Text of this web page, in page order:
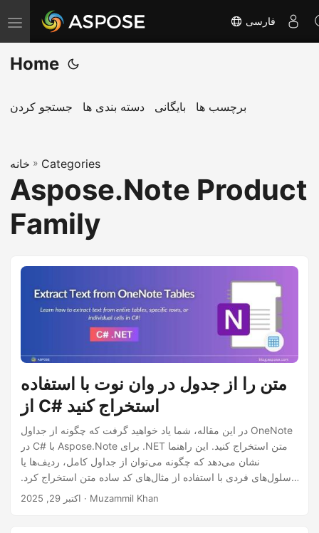
ت
غ
ی
ر
و
ب
ر
ی
فارسی
Home
جستجو کردن دسته بندی ها بایگانی برچسب ها
خانه » Categories
Aspose.Note Product
Family
متن را از جدول در وان نوت با استفاده
از C# استخراج کنید
در این مقاله، شما یاد خواهید گرفت که چگونه از جداول OneNote
در C# با Aspose.Note برای .NET متن استخراج کنید. این راهنما
نشان می‌دهد که چگونه می‌توان از جداول کامل، ردیف‌ها یا
سلول‌های فردی با استفاده از مثال‌های کد ساده متن استخراج کرد.
این مقاله برای توسعه‌دهندگانی که می‌خواهند استخراج محتوا از
اکتبر 29, 2025 · Muzammil Khan